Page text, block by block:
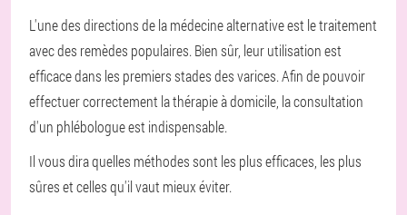
L'une des directions de la médecine alternative est le traitement
avec des remèdes populaires. Bien sûr, leur utilisation est
efficace dans les premiers stades des varices. Afin de pouvoir
effectuer correctement la thérapie à domicile, la consultation
d'un phlébologue est indispensable.
Il vous dira quelles méthodes sont les plus efficaces, les plus
sûres et celles qu'il vaut mieux éviter.